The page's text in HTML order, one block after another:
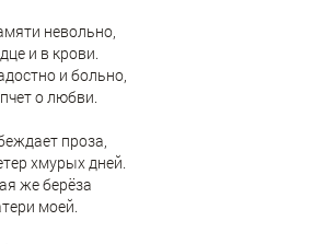
невольно,
и в крови.
и больно,
о любви.
проза,
хмурых дней.
же берёза
моей.